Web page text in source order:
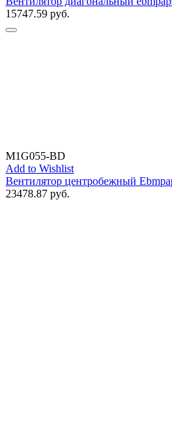
15747.59 руб.
M1G055-BD
Add to Wishlist
Вентилятор центробежный
23478.87 руб.